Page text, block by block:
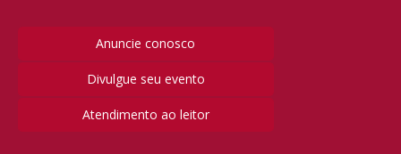
Anuncie conosco
Divulgue seu evento
Atendimento ao leitor